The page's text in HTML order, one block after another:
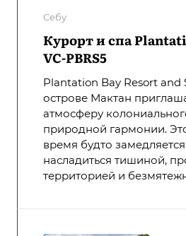
Себу
Курорт и спа
VC-PBRS5
Plantation Bay Resort and
острове Мактан
атмосферу
природной гармонии.
время будто
насладиться тишиной,
территорией и